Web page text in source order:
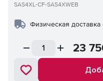
SAS4XL-CF-SAS4XWEB
Физическая доставка
23